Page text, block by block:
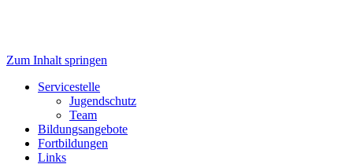
Servicestelle Kinder- und
Jugendschutz
Zum Inhalt springen
Servicestelle
Jugendschutz
Team
Bildungsangebote
Fortbildungen
Links